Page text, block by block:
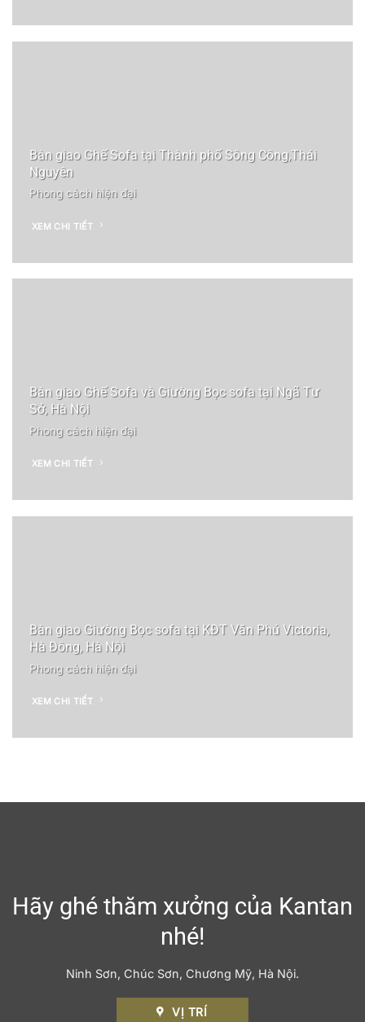
Bàn giao Ghế Sofa tại Thành phố Sông Công,Thái
Nguyên
Phong cách hiện đại
XEM CHI TIẾT
Bàn giao Ghế Sofa và Giường Bọc sofa tại Ngã Tư
Sở, Hà Nội
Phong cách hiện đại
XEM CHI TIẾT
Bàn giao Giường Bọc sofa tại KĐT Văn Phú Victoria,
Hà Đông, Hà Nội
Phong cách hiện đại
XEM CHI TIẾT
Hãy ghé thăm xưởng của Kantan
nhé!
Ninh Sơn, Chúc Sơn, Chương Mỹ, Hà Nội.
VỊ TRÍ